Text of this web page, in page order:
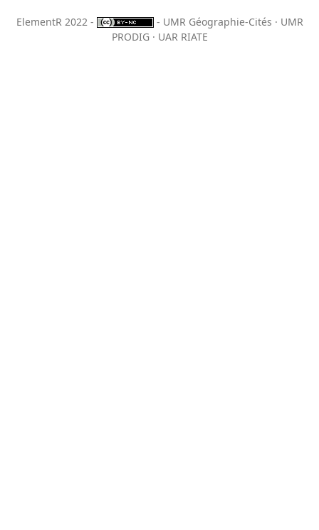
ElementR 2022 -
- UMR Géographie-Cités · UMR
PRODIG · UAR RIATE